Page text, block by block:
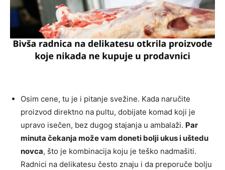
Osim cene, tu je i pitanje svežine. Kada naručite
proizvod direktno na pultu, dobijate komad koji je
upravo isečen, bez dugog stajanja u ambalaži. Par
minuta čekanja može vam doneti bolji ukus i uštedu
novca, što je kombinacija koju je teško nadmašiti.
Radnici na delikatesu često znaju i da preporuče bolju